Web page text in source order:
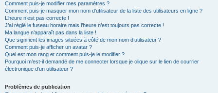
Comment puis-je modifier mes paramètres ?
Comment puis-je masquer mon nom d’utilisateur de la liste des utilisateurs en ligne ?
L’heure n’est pas correcte !
J’ai réglé le fuseau horaire mais l’heure n’est toujours pas correcte !
Ma langue n’apparaît pas dans la liste !
Que signifient les images situées à côté de mon nom d’utilisateur ?
Comment puis-je afficher un avatar ?
Quel est mon rang et comment puis-je le modifier ?
Pourquoi m’est-il demandé de me connecter lorsque je clique sur le lien de courrier
électronique d’un utilisateur ?
Problèmes de publication